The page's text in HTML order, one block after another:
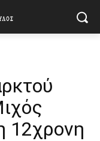
12χρονη